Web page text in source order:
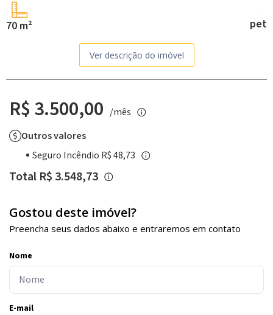
70 m² pet
Ver descrição do imóvel
R$ 3.500,00 /mês
Outros valores
Seguro Incêndio R$ 48,73
Total R$ 3.548,73
Gostou deste imóvel?
Preencha seus dados abaixo e entraremos em contato
Nome
E-mail